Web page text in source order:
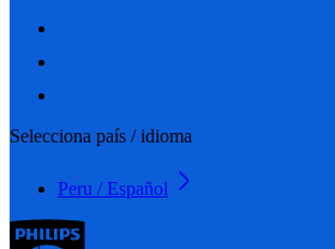
Selecciona país / idioma
Peru / Español